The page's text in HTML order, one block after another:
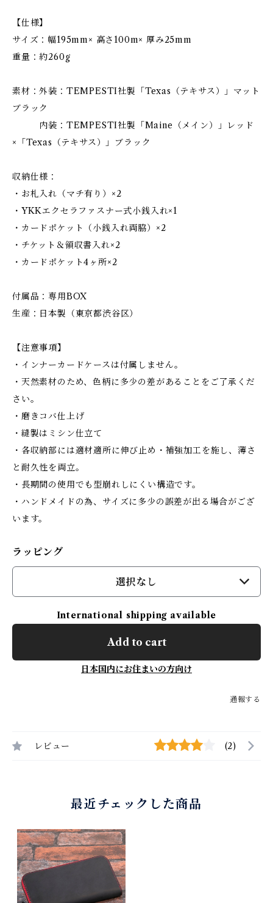
【仕様】
サイズ：幅195mm× 高さ100m× 厚み25mm
重量：約260g
素材：外装：TEMPESTI社製「Texas（テキサス）」マット
ブラック
内装：TEMPESTI社製「Maine（メイン）」レッド
×「Texas（テキサス）」ブラック
収納仕様：
・お札入れ（マチ有り）×2
・YKKエクセラファスナー式小銭入れ×1
・カードポケット（小銭入れ両脇）×2
・チケット＆領収書入れ×2
・カードポケット4ヶ所×2
付属品：専用BOX
生産：日本製（東京都渋谷区）
【注意事項】
・インナーカードケースは付属しません。
・天然素材のため、色柄に多少の差があることをご了承くだ
さい。
・磨きコバ仕上げ
・縫製はミシン仕立て
・各収納部には適材適所に伸び止め・補強加工を施し、薄さ
と耐久性を両立。
・長期間の使用でも型崩れしにくい構造です。
・ハンドメイドの為、サイズに多少の誤差が出る場合がござ
います。
ラッピング
選択なし
International shipping available
Add to cart
日本国内にお住まいの方向け
通報する
レビュー (2)
最近チェックした商品